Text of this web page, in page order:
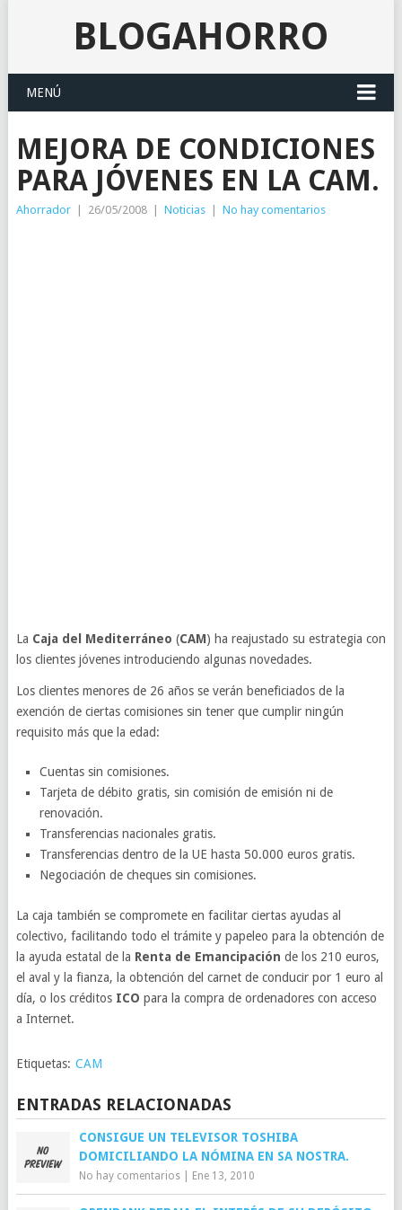
BLOGAHORRO
MENÚ
MEJORA DE CONDICIONES
PARA JÓVENES EN LA CAM.
Ahorrador 26/05/2008 Noticias No hay comentarios
La Caja del Mediterráneo (CAM) ha reajustado su estrategia con
los clientes jóvenes introduciendo algunas novedades.
Los clientes menores de 26 años se verán beneficiados de la
exención de ciertas comisiones sin tener que cumplir ningún
requisito más que la edad:
Cuentas sin comisiones.
Tarjeta de débito gratis, sin comisión de emisión ni de
renovación.
Transferencias nacionales gratis.
Transferencias dentro de la UE hasta 50.000 euros gratis.
Negociación de cheques sin comisiones.
La caja también se compromete en facilitar ciertas ayudas al
colectivo, facilitando todo el trámite y papeleo para la obtención de
la ayuda estatal de la Renta de Emancipación de los 210 euros,
el aval y la fianza, la obtención del carnet de conducir por 1 euro al
día, o los créditos ICO para la compra de ordenadores con acceso
a Internet.
Etiquetas: CAM
ENTRADAS RELACIONADAS
CONSIGUE UN TELEVISOR TOSHIBA
DOMICILIANDO LA NÓMINA EN SA NOSTRA.
No hay comentarios| Ene 13, 2010